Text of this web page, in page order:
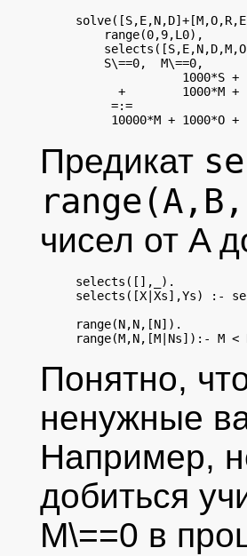
    range(0,9,L0),
    S\==0,  M\==0,
1000*S +
+        1000*M +
     =:=
Предикат
чисел от A
selects([],_).
selects([X|Xs],Ys) :-
range(N,N,[N]).
Понятно,
ненужные
Например,
добиться
M\==0 в